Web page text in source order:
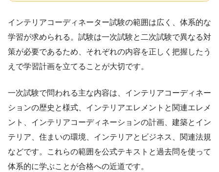
インテリアコーディネーター試験の範囲は広く、体系的な
学習が求められる。試験は一次試験と二次試験で異なる対
策が必要であるため、それぞれの内容を正しく把握したう
えで学習計画を立てることが大切です。
一次試験で問われる主な内容は、インテリアコーディネー
ションの歴史と様式、インテリアエレメントと関連エレメ
ント、インテリアコーディネーションの計画、建築とイン
テリア、住まいの環境、インテリアとビジネス、関連法規
などです。これらの範囲を公式テキストと過去問を使って
体系的に学ぶことが合格への近道です。